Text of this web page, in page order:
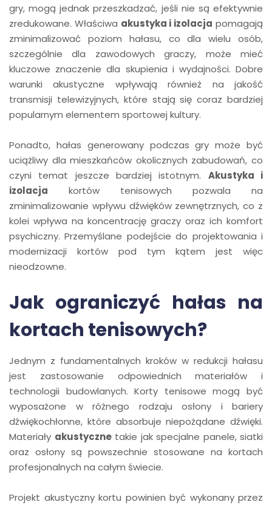
gry, mogą jednak przeszkadzać, jeśli nie są efektywnie
zredukowane. Właściwa akustyka i izolacja pomagają
zminimalizować poziom hałasu, co dla wielu osób,
szczególnie dla zawodowych graczy, może mieć
kluczowe znaczenie dla skupienia i wydajności. Dobre
warunki akustyczne wpływają również na jakość
transmisji telewizyjnych, które stają się coraz bardziej
popularnym elementem sportowej kultury.
Ponadto, hałas generowany podczas gry może być
uciążliwy dla mieszkańców okolicznych zabudowań, co
czyni temat jeszcze bardziej istotnym. Akustyka i
izolacja kortów tenisowych pozwala na
zminimalizowanie wpływu dźwięków zewnętrznych, co z
kolei wpływa na koncentrację graczy oraz ich komfort
psychiczny. Przemyślane podejście do projektowania i
modernizacji kortów pod tym kątem jest więc
nieodzowne.
Jak ograniczyć hałas na
kortach tenisowych?
Jednym z fundamentalnych kroków w redukcji hałasu
jest zastosowanie odpowiednich materiałów i
technologii budowlanych. Korty tenisowe mogą być
wyposażone w różnego rodzaju osłony i bariery
dźwiękochłonne, które absorbuje niepożądane dźwięki.
Materiały akustycznetakie jak specjalne panele, siatki
oraz osłony są powszechnie stosowane na kortach
profesjonalnych na całym świecie.
Projekt akustyczny kortu powinien być wykonany przez